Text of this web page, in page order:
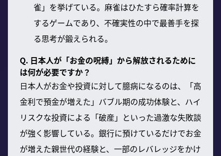
雀」を挙げている。麻雀はひたすら確率計算を
するゲームであり、不確実性の中で最善手を探
る思考が鍛えられる。
Q. 日本人が「お金の呪縛」から解放されるために
は何が必要ですか？
日本人がお金や投資に対して臆病になるのは、「高
金利で預金が増えた」バブル期の成功体験と、ハイ
リスクな投資による「破産」といった過激な失敗談
が強く影響している。銀行に預けているだけでお金
が増えた親世代の経験と、一部のレバレッジをかけ